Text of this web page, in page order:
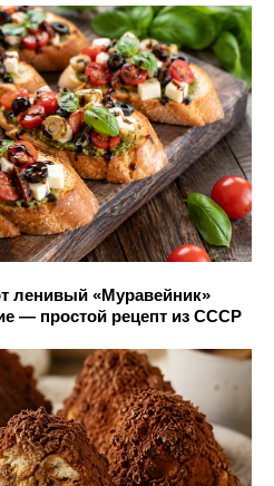
ленивый «Муравейник»
— простой рецепт из СССР